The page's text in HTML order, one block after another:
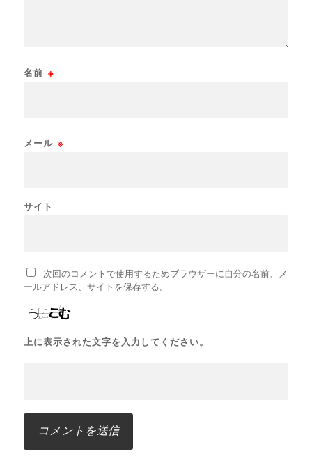
名前 ※
メール ※
サイト
次回のコメントで使用するためブラウザーに自分の名前、メ
ールアドレス、サイトを保存する。
上に表示された文字を入力してください。